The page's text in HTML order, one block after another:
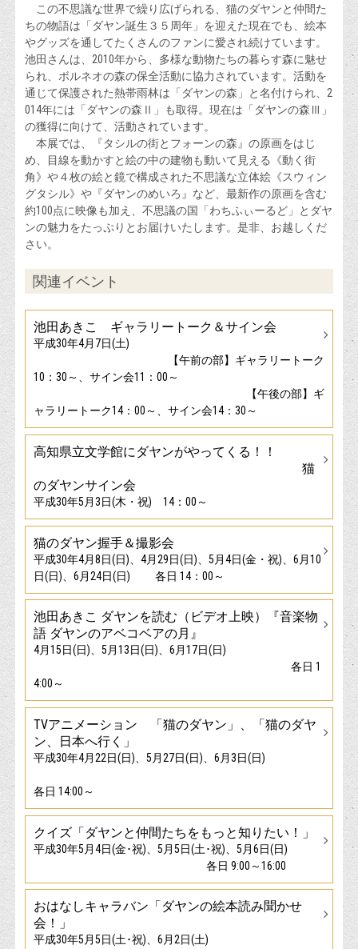
この不思議な世界で繰り広げられる、猫のダヤンと仲間た
ちの物語は「ダヤン誕生３５周年」を迎えた現在でも、絵本
やグッズを通してたくさんのファンに愛され続けています。
池田さんは、2010年から、多様な動物たちの暮らす森に魅せ
られ、ボルネオの森の保全活動に協力されています。活動を
通じて保護された熱帯雨林は「ダヤンの森」と名付けられ、2
014年には「ダヤンの森Ⅱ」も取得。現在は「ダヤンの森Ⅲ」
の獲得に向けて、活動されています。
本展では、『タシルの街とフォーンの森』の原画をはじ
め、目線を動かすと絵の中の建物も動いて見える《動く街
角》や４枚の絵と鏡で構成された不思議な立体絵《スウィン
グタシル》や『ダヤンのめいろ』など、最新作の原画を含む
約100点に映像も加え、不思議の国「わちふぃーるど」とダヤ
ンの魅力をたっぷりとお届けいたします。是非、お越しくだ
さい。
関連イベント
池田あきこ ギャラリートーク＆サイン会
平成30年4月7日(土)
【午前の部】ギャラリートーク
10：30～、サイン会11：00～
【午後の部】ギ
ャラリートーク14：00～、サイン会14：30～
高知県立文学館にダヤンがやってくる！！
猫
のダヤンサイン会
平成30年5月3日(木・祝) 14：00～
猫のダヤン握手＆撮影会
平成30年4月8日(日)、4月29日(日)、5月4日(金・祝)、6月10
日(日)、6月24日(日) 各日 14：00～
池田あきこ ダヤンを読む（ビデオ上映）『音楽物
語 ダヤンのアベコベアの月』
4月15日(日)、5月13日(日)、6月17日(日)
各日 1
4:00～
TVアニメーション 「猫のダヤン」、「猫のダヤ
ン、日本へ行く」
平成30年4月22日(日)、5月27日(日)、6月3日(日)
各日 14:00～
クイズ「ダヤンと仲間たちをもっと知りたい！」
平成30年5月4日(金･祝)、5月5日(土･祝)、5月6日(日)
各日 9:00～16:00
おはなしキャラバン「ダヤンの絵本読み聞かせ
会！」
平成30年5月5日(土･祝)、6月2日(土)